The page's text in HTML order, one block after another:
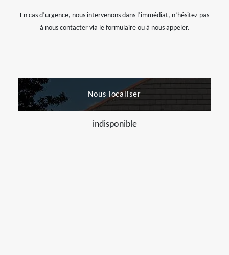
En cas d’urgence, nous intervenons dans l’immédiat, n’hésitez pas
à nous contacter via le formulaire ou à nous appeler.
Nous localiser
indisponible